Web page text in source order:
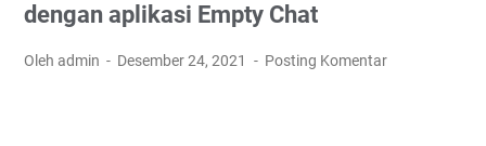
dengan aplikasi Empty Chat
Oleh admin Desember 24, 2021 Posting Komentar